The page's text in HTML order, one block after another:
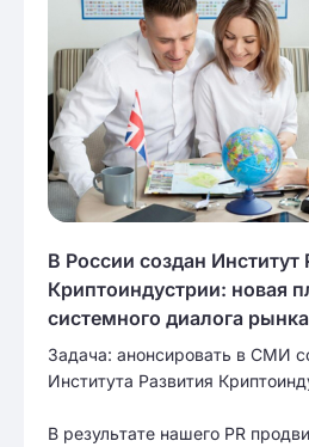
В России создан Институт
Криптоиндустрии: новая
системного диалога
Задача: анонсировать в СМИ
Института Развития
В результате нашего PR